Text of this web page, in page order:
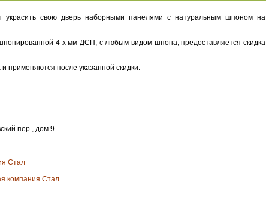
украсить свою дверь наборными панелями с натуральным шпоном на
4-х мм ДСП, с любым видом шпона, предоставляется скидка
применяются после указанной скидки.
пер., дом 9
Стал
компания Стал